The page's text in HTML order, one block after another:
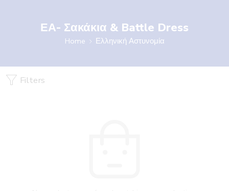
ΕΑ- Σακάκια & Battle Dress
Home Ελληνική Αστυνομία
Filters